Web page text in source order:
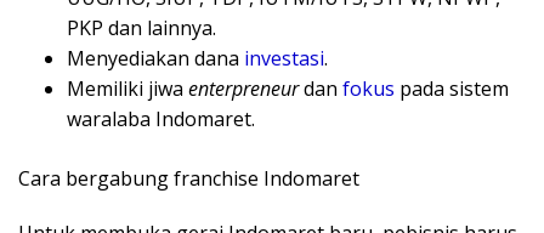
PKP dan lainnya.
Menyediakan dana investasi.
Memiliki jiwa enterpreneurdan fokus pada sistem
waralaba Indomaret.
Cara bergabung franchise Indomaret